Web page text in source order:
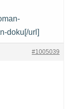
doku[/url]
#1005039